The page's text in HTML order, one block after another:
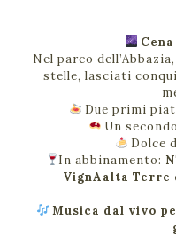
Nel parco
stelle, lasciati
Due primi
Un
Dolce
In abbinamento:
VignAalta Terre
Musica dal vivo